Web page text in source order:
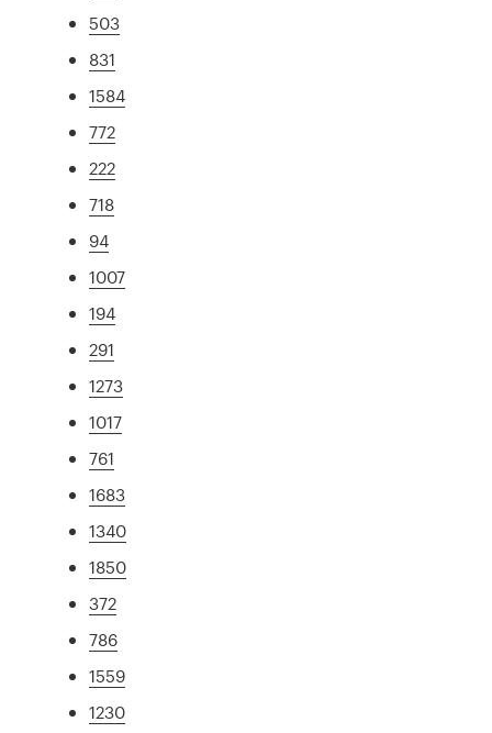
503
831
1584
772
222
718
94
1007
194
291
1273
1017
761
1683
1340
1850
372
786
1559
1230